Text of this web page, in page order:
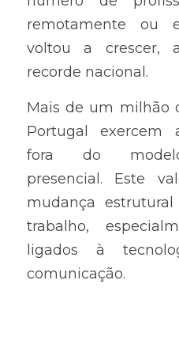
remotamente ou
voltou a crescer,
recorde nacional.
Mais de um milhão
Portugal exercem
fora do modelo
presencial. Este
mudança
trabalho,
ligados à
comunicação.